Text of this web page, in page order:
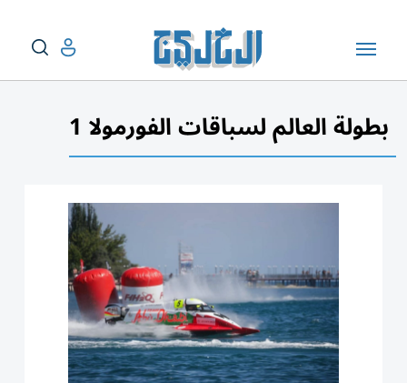
بطولة العالم لسباقات الفورمولا 1